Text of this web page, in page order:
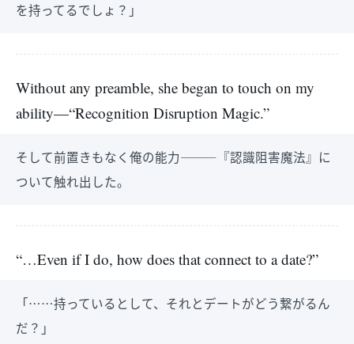
を持ってるでしょ？」
Without any preamble, she began to touch on my
ability—“Recognition Disruption Magic.”
そして前置きもなく俺の能力―――『認識阻害魔法』に
ついて触れ出した。
“…Even if I do, how does that connect to a date?”
「……持っているとして、それとデートがどう繋がるん
だ？」